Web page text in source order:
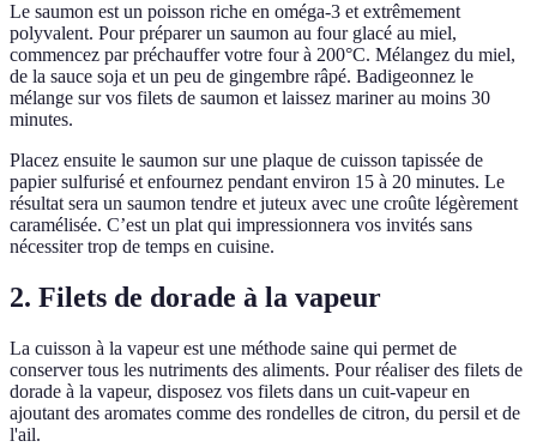
Le saumon est un poisson riche en oméga-3 et extrêmement
polyvalent. Pour préparer un saumon au four glacé au miel,
commencez par préchauffer votre four à 200°C. Mélangez du miel,
de la sauce soja et un peu de gingembre râpé. Badigeonnez le
mélange sur vos filets de saumon et laissez mariner au moins 30
minutes.
Placez ensuite le saumon sur une plaque de cuisson tapissée de
papier sulfurisé et enfournez pendant environ 15 à 20 minutes. Le
résultat sera un saumon tendre et juteux avec une croûte légèrement
caramélisée. C’est un plat qui impressionnera vos invités sans
nécessiter trop de temps en cuisine.
2. Filets de dorade à la vapeur
La cuisson à la vapeur est une méthode saine qui permet de
conserver tous les nutriments des aliments. Pour réaliser des filets de
dorade à la vapeur, disposez vos filets dans un cuit-vapeur en
ajoutant des aromates comme des rondelles de citron, du persil et de
l'ail.